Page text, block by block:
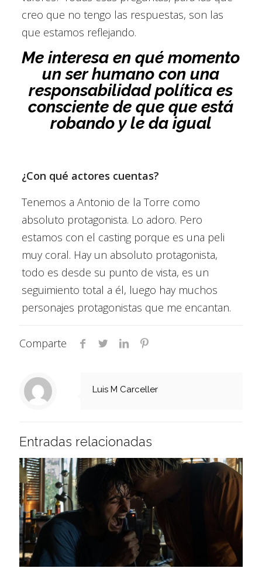
creo que no tengo las respuestas, son las
que estamos reflejando.
Me interesa en qué momento
un ser humano con una
responsabilidad política es
consciente de que que está
robando y le da igual
¿Con qué actores cuentas?
Tenemos a Antonio de la Torre como
absoluto protagonista. Lo adoro. Pero
estamos con el casting porque es una peli
muy coral. Hay un absoluto protagonista,
todo es desde su punto de vista, es un
seguimiento total a él, luego hay muchos
personajes protagonistas que me encantan.
Comparte
Luis M Carceller
Entradas relacionadas